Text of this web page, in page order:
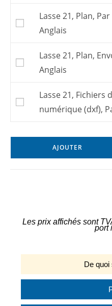
Lasse 21, Plan,
Anglais
Lasse 21, Plan,
Anglais
Lasse 21, Fichiers
numérique (dxf),
AJOUTER
Les prix affichés sont
port
De quoi